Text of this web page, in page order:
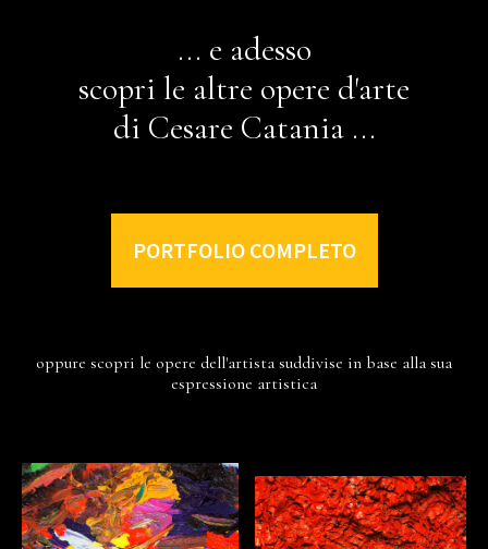
... e adesso
scopri le altre opere d'arte
di Cesare Catania ...
PORTFOLIO COMPLETO
oppure scopri le opere dell'artista suddivise in base alla sua
espressione artistica